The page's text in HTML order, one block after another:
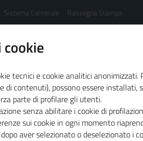
Sistema Camerale Rassegna Stampa
sistema camerale
Primo Piano
apertura della campagna Re-
tecnici e cookie analitici
di contenuti), possono essere installati,
parte di profilare gli utenti.
senza abilitare i cookie di
sui cookie in ogni momento
aver selezionato o deselezionato i